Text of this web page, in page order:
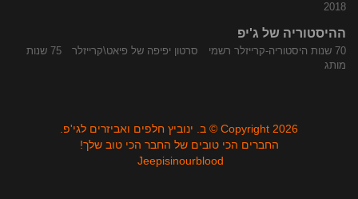
2018
ההיסטוריה של ג'יפ
70 שנות היסטוריה-קרייזלר רשמי סרטון יפיפה של פיאט\קרייזלר
75 שנות
מותג
Copyright 2026 © ב. ינוביץ חלפים ואביזרים לגי'פ.
החברים הכי טובים של החבר הכי טוב שלך!
Jeepisinourblood